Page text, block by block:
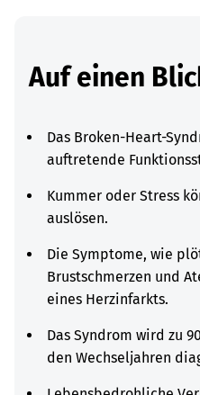
Auf einen
Das Broken-Heart-
auftretende
Kummer oder Stress
auslösen.
Die Symptome, wie
Brustschmerzen und
eines Herzinfarkts.
Das Syndrom wird zu
den Wechseljahren